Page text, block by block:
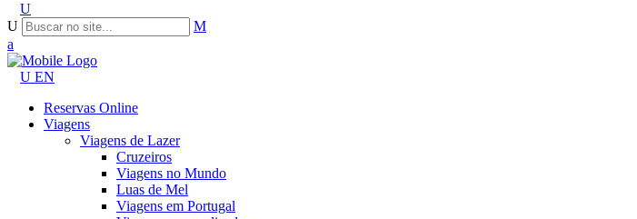
EN
Reservas Online
Viagens
Viagens de Lazer
Cruzeiros
Viagens no Mundo
Luas de Mel
Viagens em Portugal